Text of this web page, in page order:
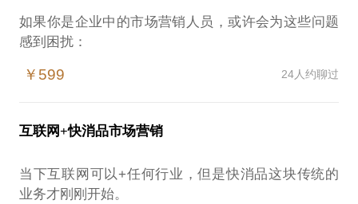
如果你是企业中的市场营销人员，或许会为这些问题
感到困扰：
渠道管理创新
增量的突破
我在快消品行业有内资和外资企业操作的双重背景，
年市场实战经验使我在营销、电商、大客户、渠道等
￥599 24人约聊过
互联网+快消品市场营销
当下互联网可以+任何行业，但是快消品这块传统的
业务才刚刚开始。